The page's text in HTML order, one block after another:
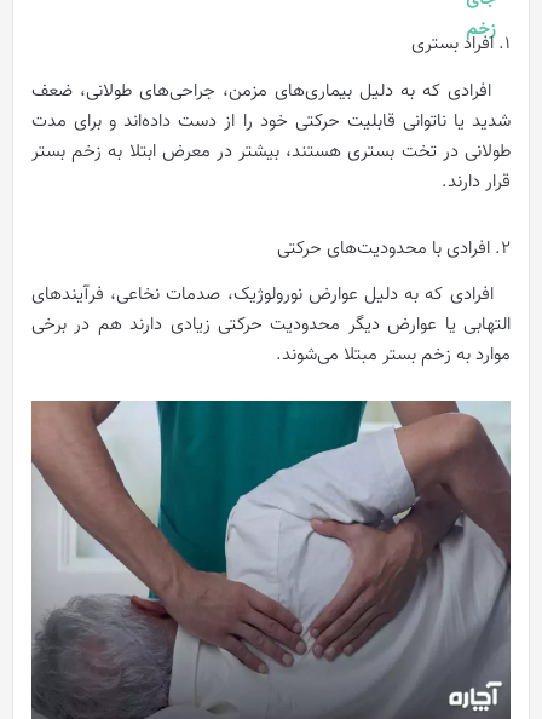
1. افراد بستری
افرادی که به دلیل بیماری‌های مزمن، جراحی‌های طولانی، ضعف
شدید یا ناتوانی قابلیت حرکتی خود را از دست داده‌اند و برای مدت
طولانی در تخت بستری هستند، بیشتر در معرض ابتلا به زخم بستر
قرار دارند.
2. افرادی با محدودیت‌های حرکتی
افرادی که به دلیل عوارض نورولوژیک، صدمات نخاعی، فرآیندهای
التهابی یا عوارض دیگر محدودیت حرکتی زیادی دارند هم در برخی
موارد به زخم بستر مبتلا می‌شوند.